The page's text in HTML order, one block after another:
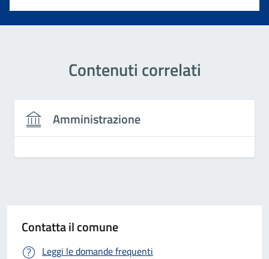
Contenuti correlati
Amministrazione
Contatta il comune
Leggi le domande frequenti